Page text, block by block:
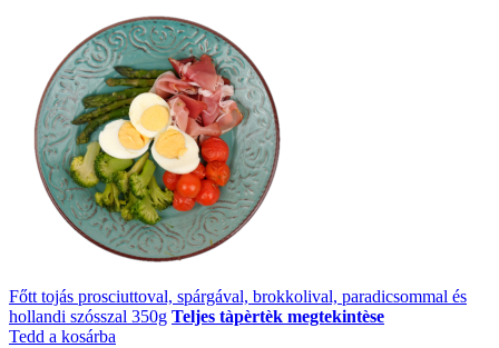
Főtt tojás prosciuttoval, spárgával, brokkolival, paradicsommal és
hollandi szósszal 350g Teljes tàpèrtèk megtekintèse
Tedd a kosárba